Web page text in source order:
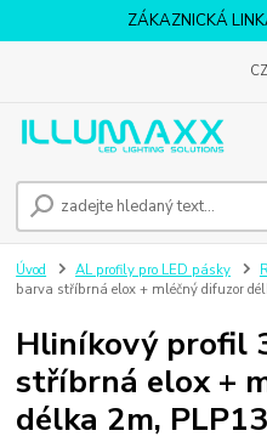
ZÁKAZNICKÁ
Úvod AL profily pro LED pásky
barva stříbrná elox + mléčný difuzor
Hliníkový profil
stříbrná elox +
délka 2m, PLP13